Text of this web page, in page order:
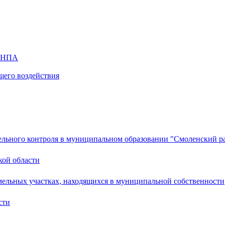
НПА
воздействия
контроля в муниципальном образовании "Смоленский
области
участках, находящихся в муниципальной собственности